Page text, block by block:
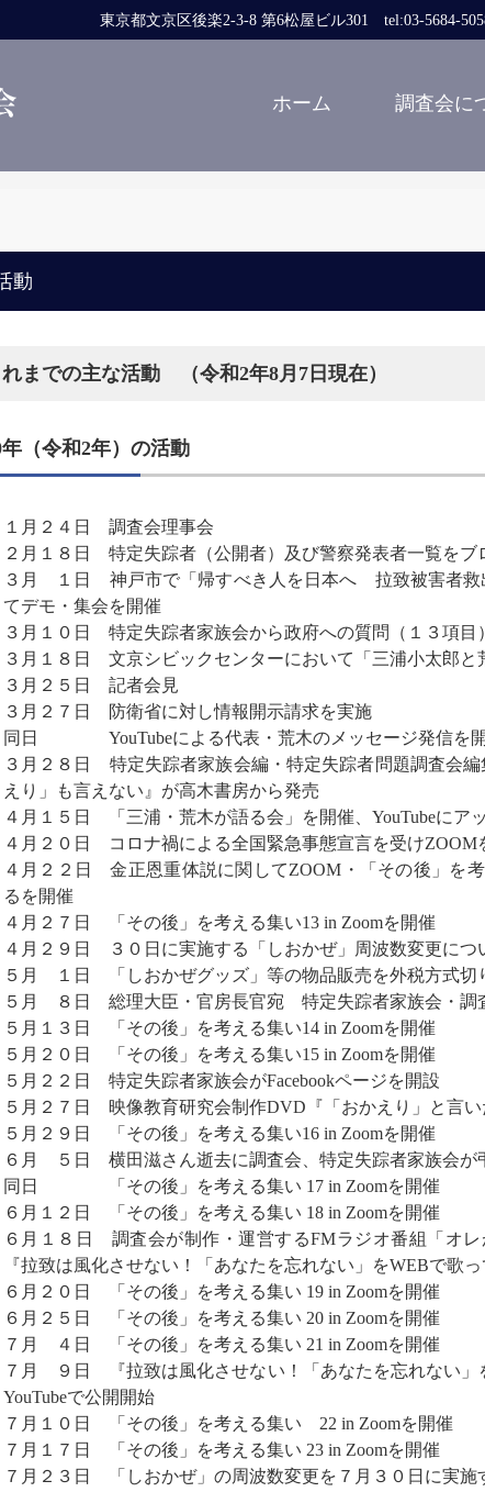
東京都文京区後楽2-3-8 第6松屋ビル301 tel:03-5684-
ホーム 調査会に
動
までの主な活動 （令和2年8月7日現在）
年（令和2年）の活動
１月２４日 調査会理事会
２月１８日 特定失踪者（公開者）及び警察発表者一覧をブ
３月 １日 神戸市で「帰すべき人を日本へ 拉致被害者救
てデモ・集会を開催
３月１０日 特定失踪者家族会から政府への質問（１３項目
３月１８日 文京シビックセンターにおいて「三浦小太郎と
３月２５日 記者会見
３月２７日 防衛省に対し情報開示請求を実施
同日 YouTubeによる代表・荒木のメッセージ発信を
３月２８日 特定失踪者家族会編・特定失踪者問題調査会
えり」も言えない』が高木書房から発売
４月１５日 「三浦・荒木が語る会」を開催、YouTubeにア
４月２０日 コロナ禍による全国緊急事態宣言を受けZOOM
４月２２日 金正恩重体説に関してZOOM・「その後」を
るを開催
４月２７日 「その後」を考える集い13 in Zoomを開催
４月２９日 ３０日に実施する「しおかぜ」周波数変更につ
５月 １日 「しおかぜグッズ」等の物品販売を外税方式切
５月 ８日 総理大臣・官房長官宛 特定失踪者家族会・調
５月１３日 「その後」を考える集い14 in Zoomを開催
５月２０日 「その後」を考える集い15 in Zoomを開催
５月２２日 特定失踪者家族会がFacebookページを開設
５月２７日 映像教育研究会制作DVD『「おかえり」と言
５月２９日 「その後」を考える集い16 in Zoomを開催
６月 ５日 横田滋さん逝去に調査会、特定失踪者家族会が
同日 「その後」を考える集い 17 in Zoomを開催
６月１２日 「その後」を考える集い 18 in Zoomを開催
６月１８日 調査会が制作・運営するFMラジオ番組「オレ
『拉致は風化させない！「あなたを忘れない」をWEBで歌
６月２０日 「その後」を考える集い 19 in Zoomを開催
６月２５日 「その後」を考える集い 20 in Zoomを開催
７月 ４日 「その後」を考える集い 21 in Zoomを開催
７月 ９日 『拉致は風化させない！「あなたを忘れない」
YouTubeで公開開始
７月１０日 「その後」を考える集い 22 in Zoomを開催
７月１７日 「その後」を考える集い 23 in Zoomを開催
７月２３日 「しおかぜ」の周波数変更を７月３０日に実施